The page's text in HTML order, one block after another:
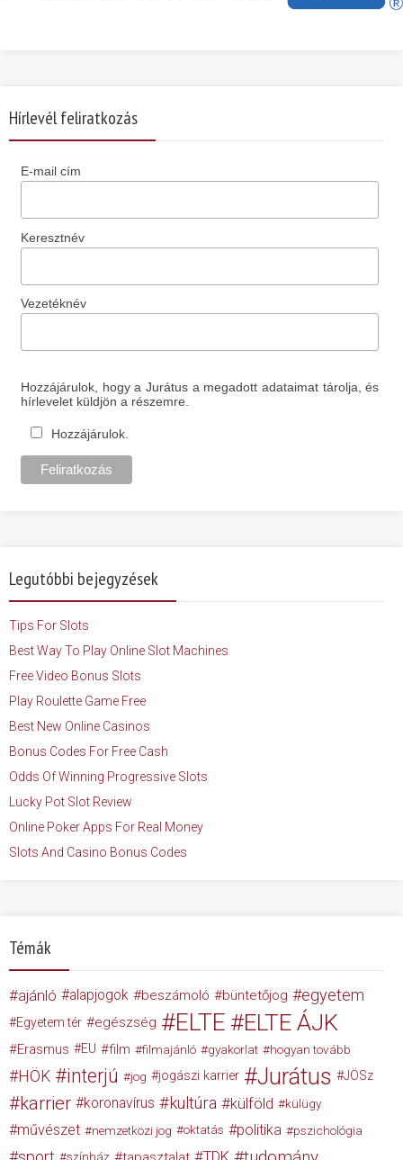
Hírlevél feliratkozás
E-mail cím
Keresztnév
Vezetéknév
Hozzájárulok, hogy a Jurátus a megadott adataimat tárolja, és
hírlevelet küldjön a részemre.
Hozzájárulok.
Legutóbbi bejegyzések
Tips For Slots
Best Way To Play Online Slot Machines
Free Video Bonus Slots
Play Roulette Game Free
Best New Online Casinos
Bonus Codes For Free Cash
Odds Of Winning Progressive Slots
Lucky Pot Slot Review
Online Poker Apps For Real Money
Slots And Casino Bonus Codes
Témák
ajánló alapjogok beszámoló büntetőjog egyetem
Egyetem tér egészség ELTE ELTE ÁJK
Erasmus EU film filmajánló gyakorlat hogyan tovább
HÖK interjú jog jogászi karrier Jurátus JÖSz
karrier koronavírus kultúra külföld külügy
művészet nemzetközi jog oktatás politika pszichológia
színház